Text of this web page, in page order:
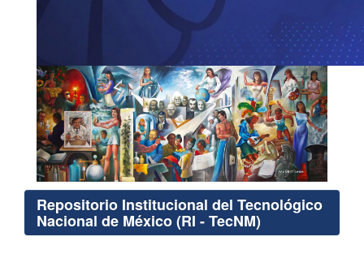
Repositorio Institucional del Tecnológico
Nacional de México (RI - TecNM)